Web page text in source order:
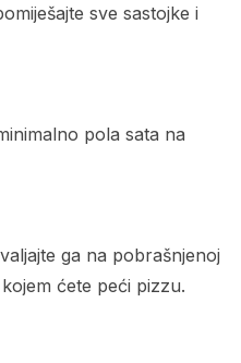
sve sastojke i
pola sata na
ga na pobrašnjenoj
ćete peći pizzu.